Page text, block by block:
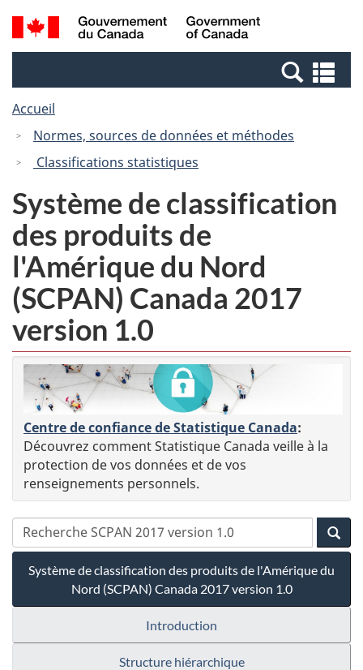
Passer
au
Passer
à
Canada
Recherche
et
et
Accueil
Normes, sources de données et méthodes
Classifications statistiques
Système de classification
des produits de
l'Amérique du Nord
(SCPAN) Canada 2017
version 1.0
Centre de confiance de Statistique Canada:
Découvrez comment Statistique Canada veille à la
protection de vos données et de vos
renseignements personnels.
Système de classification des produits de l'Amérique du
Nord (SCPAN) Canada 2017 version 1.0
Introduction
Structure hiérarchique